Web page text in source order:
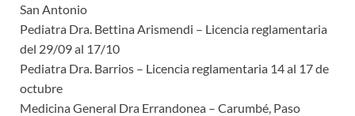
San Antonio
Pediatra Dra. Bettina Arismendi – Licencia reglamentaria
del 29/09 al 17/10
Pediatra Dra. Barrios – Licencia reglamentaria 14 al 17 de
octubre
Medicina General Dra Errandonea – Carumbé, Paso